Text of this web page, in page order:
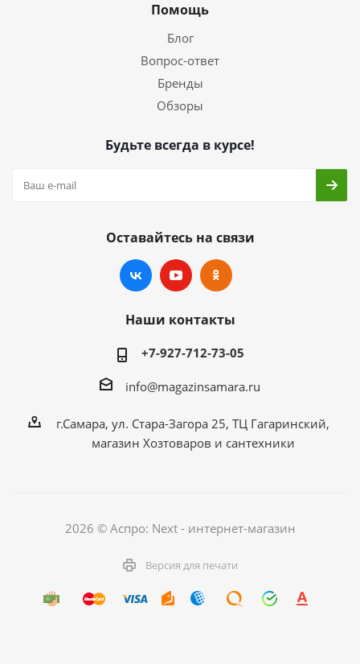
Помощь
Блог
Вопрос-ответ
Бренды
Обзоры
Будьте всегда в курсе!
Оставайтесь на связи
Наши контакты
+7-927-712-73-05
info@magazinsamara.ru
г.Самара, ул. Стара-Загора 25, ТЦ Гагаринский,
магазин Хозтоваров и сантехники
2026 © Аспро: Next - интернет-магазин
Версия для печати